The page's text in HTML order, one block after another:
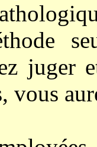
juger
vous